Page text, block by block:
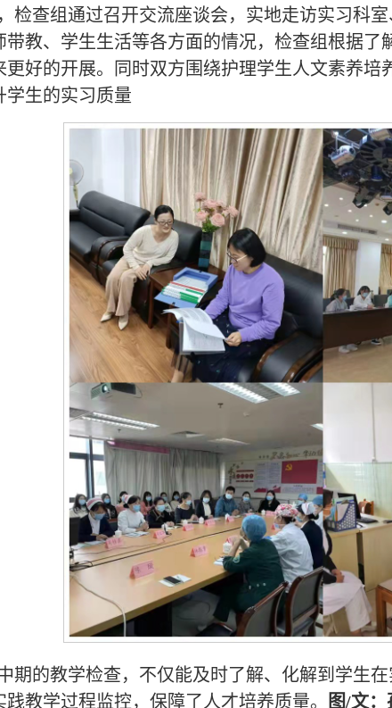
检查组通过召开交流座谈会，实地走访实习科
带教、学生生活等各方面的情况，检查组根据
更好的开展。同时双方围绕护理学生人文素养
学生的实习质量
期的教学检查，不仅能及时了解、化解到学生
教学过程监控，保障了人才培养质量。
图/文：